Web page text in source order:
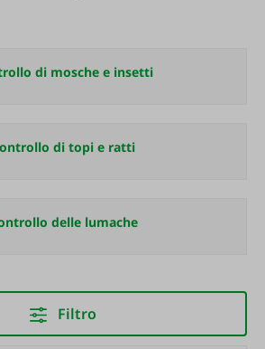
di mosche e insetti
di topi e ratti
delle lumache
Filtro